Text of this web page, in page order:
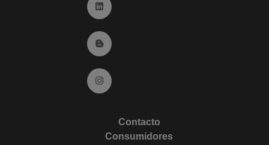
Ir a Linkedin (abre en ventana nueva)
Ir al Blog (abre en ventana nueva)
Ir a Instagram (abre en ventana nueva)
Contacto
Consumidores